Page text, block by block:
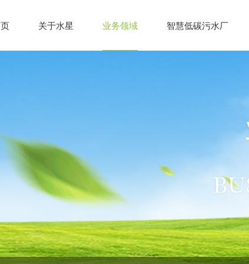
关于水星 业务领域 智慧低碳污水厂